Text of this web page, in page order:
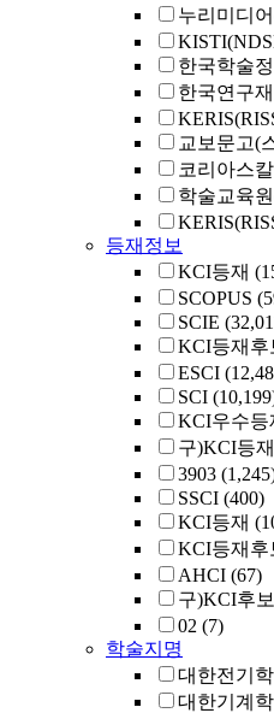
누리미디
한국학술
한국연구
교보문고(
코리아스
학술교육
등재정보
KCI등재
SCOPUS
SCIE
KCI등재후
ESCI
SCI
KCI우수등
구)KCI등
3903
SSCI (400)
KCI등재
KCI등재후
AHCI (67)
구)KCI후
02 (7)
학술지명
대한전기
대한기계